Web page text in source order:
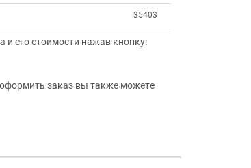
35403
его стоимости нажав кнопку:
заказ вы также можете